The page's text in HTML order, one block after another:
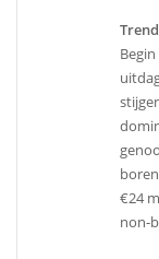
€24
non-